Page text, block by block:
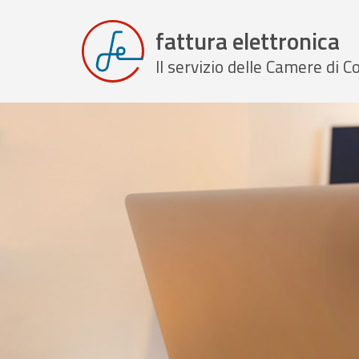
fattura elettronica
Il servizio delle Camere di